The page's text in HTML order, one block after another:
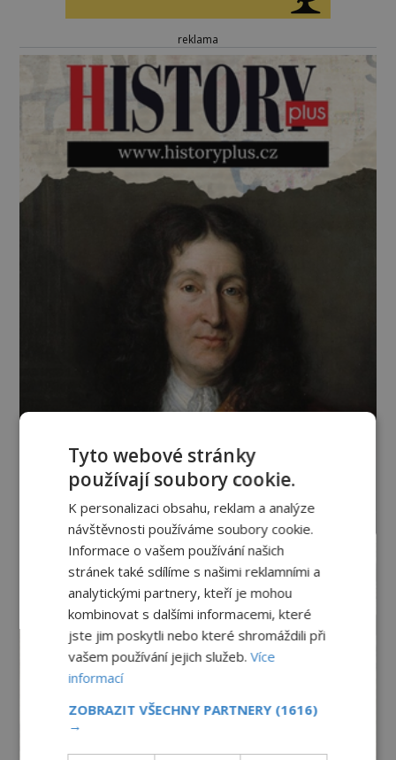
reklama
Tyto webové stránky
používají soubory cookie.
K personalizaci obsahu, reklam a analýze
návštěvnosti používáme soubory cookie.
Informace o vašem používání našich
stránek také sdílíme s našimi reklamními a
analytickými partnery, kteří je mohou
kombinovat s dalšími informacemi, které
jste jim poskytli nebo které shromáždili při
vašem používání jejich služeb.Více
informací
ZOBRAZIT VŠECHNY PARTNERY (1616)
→